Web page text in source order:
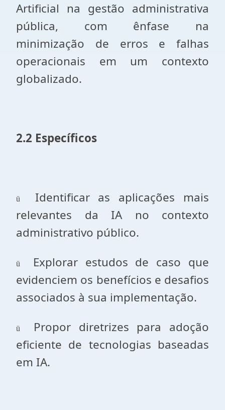
Artificial na gestão administrativa
pública, com ênfase na
minimização de erros e falhas
operacionais em um contexto
globalizado.
2.2 Específicos
ü Identificar as aplicações mais
relevantes da IA no contexto
administrativo público.
ü
Explorar estudos de caso que
evidenciem os benefícios e desafios
associados à sua implementação.
ü
Propor diretrizes para adoção
eficiente de tecnologias baseadas
em IA.